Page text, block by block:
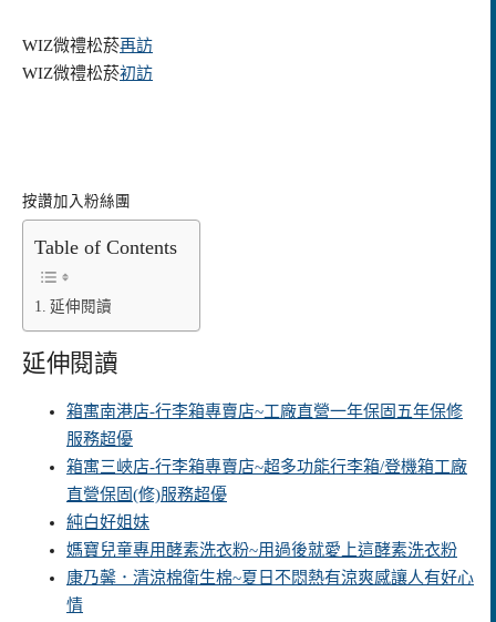
WIZ微禮松菸再訪
WIZ微禮松菸初訪
按讚加入粉絲團
Table of Contents
延伸閱讀
延伸閱讀
箱寓南港店-行李箱專賣店~工廠直營一年保固五年保修
服務超優
箱寓三峽店-行李箱專賣店~超多功能行李箱/登機箱工廠
直營保固(修)服務超優
純白好姐妹
媽寶兒童專用酵素洗衣粉~用過後就愛上這酵素洗衣粉
康乃馨．清涼棉衛生棉~夏日不悶熱有涼爽感讓人有好心
情